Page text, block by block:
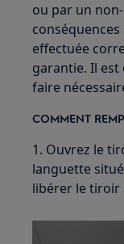
ou par un
effectuée
garantie. Il est
faire
COMMENT
1. Ouvrez le
languette
libérer le tiroir